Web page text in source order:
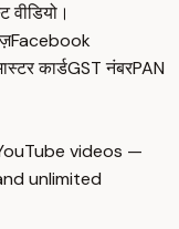
Facebook
कार्डGST नंबरPAN
videos —
unlimited